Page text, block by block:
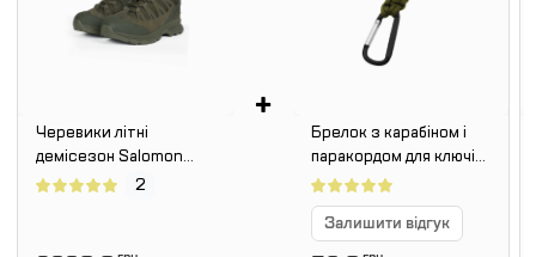
Черевики літні
демісезон Salomon
Quest 4D GTX Forces 2.
2
+
Брелок з карабіном і
паракордом для ключів.
Олива
Залишити відгук